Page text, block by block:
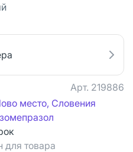
Арт. 219886
место, Словения
для товара